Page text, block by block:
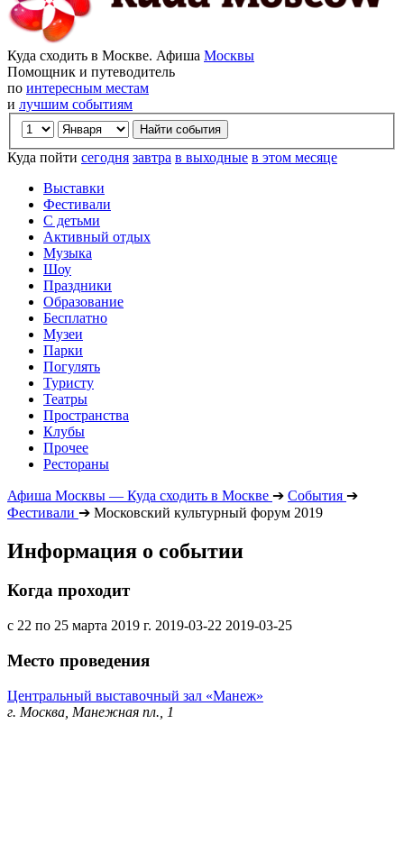
Куда сходить в Москве. Афиша Москвы
Помощник и путеводитель
по интересным местам
и лучшим событиям
Куда пойти сегодня завтра в выходные в этом месяце
Выставки
Фестивали
С детьми
Активный отдых
Музыка
Шоу
Праздники
Образование
Бесплатно
Музеи
Парки
Погулять
Туристу
Театры
Пространства
Клубы
Прочее
Рестораны
Афиша Москвы — Куда сходить в Москве ➔ События ➔
Фестивали ➔ Московский культурный форум 2019
Информация о событии
Когда проходит
с 22 по 25 марта 2019 г. 2019-03-22 2019-03-25
Место проведения
Центральный выставочный зал «Манеж»
г. Москва, Манежная пл., 1